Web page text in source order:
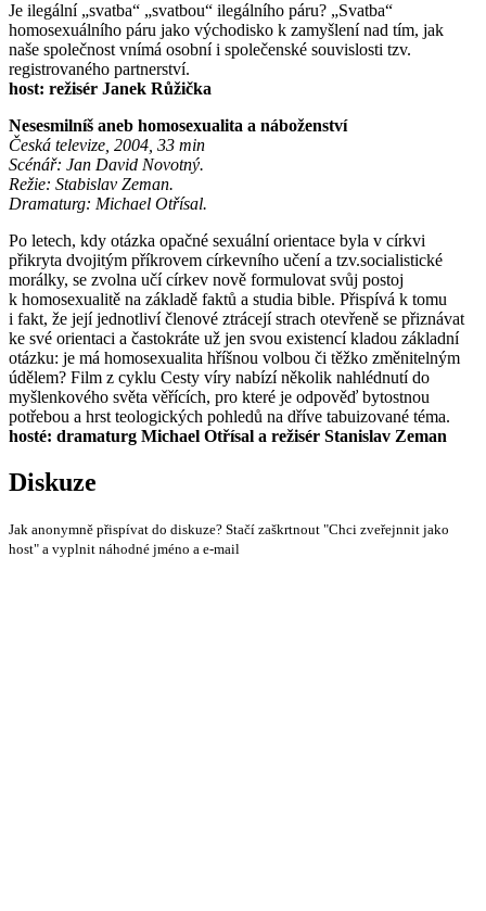
Je ilegální „svatba“ „svatbou“ ilegálního páru? „Svatba“
homosexuálního páru jako východisko k zamyšlení nad tím, jak
naše společnost vnímá osobní i společenské souvislosti tzv.
registrovaného partnerství.
host: režisér Janek Růžička
Nesesmilníš aneb homosexualita a náboženství
Česká televize, 2004, 33 min
Scénář: Jan David Novotný.
Režie: Stabislav Zeman.
Dramaturg: Michael Otřísal.
Po letech, kdy otázka opačné sexuální orientace byla v církvi
přikryta dvojitým příkrovem církevního učení a tzv.socialistické
morálky, se zvolna učí církev nově formulovat svůj postoj
k homosexualitě na základě faktů a studia bible. Přispívá k tomu
i fakt, že její jednotliví členové ztrácejí strach otevřeně se přiznávat
ke své orientaci a častokráte už jen svou existencí kladou základní
otázku: je má homosexualita hříšnou volbou či těžko změnitelným
údělem? Film z cyklu Cesty víry nabízí několik nahlédnutí do
myšlenkového světa věřících, pro které je odpověď bytostnou
potřebou a hrst teologických pohledů na dříve tabuizované téma.
hosté: dramaturg Michael Otřísal a režisér Stanislav Zeman
Diskuze
Jak anonymně přispívat do diskuze? Stačí zaškrtnout "Chci zveřejnnit jako
host" a vyplnit náhodné jméno a e-mail